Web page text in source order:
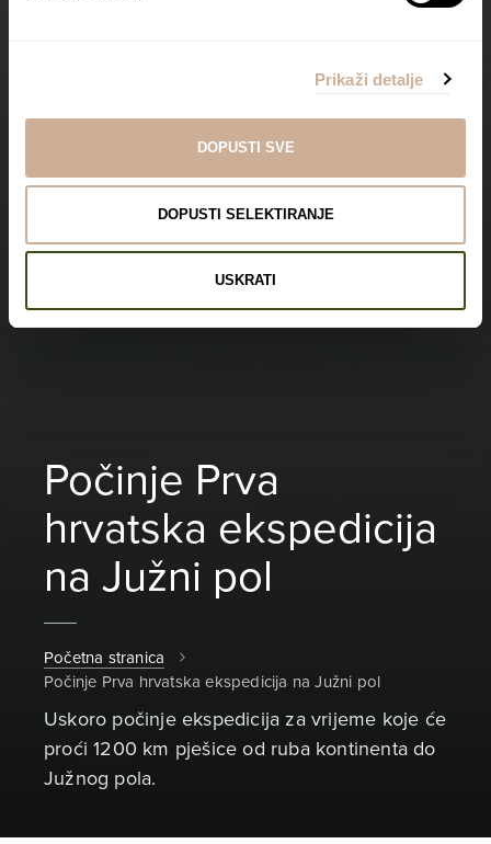
Prikaži detalje
DOPUSTI SVE
DOPUSTI SELEKTIRANJE
USKRATI
Počinje Prva
hrvatska ekspedicija
na Južni pol
Početna stranica
Počinje Prva hrvatska ekspedicija na Južni pol
Uskoro počinje ekspedicija za vrijeme koje će
proći 1200 km pješice od ruba kontinenta do
Južnog pola.